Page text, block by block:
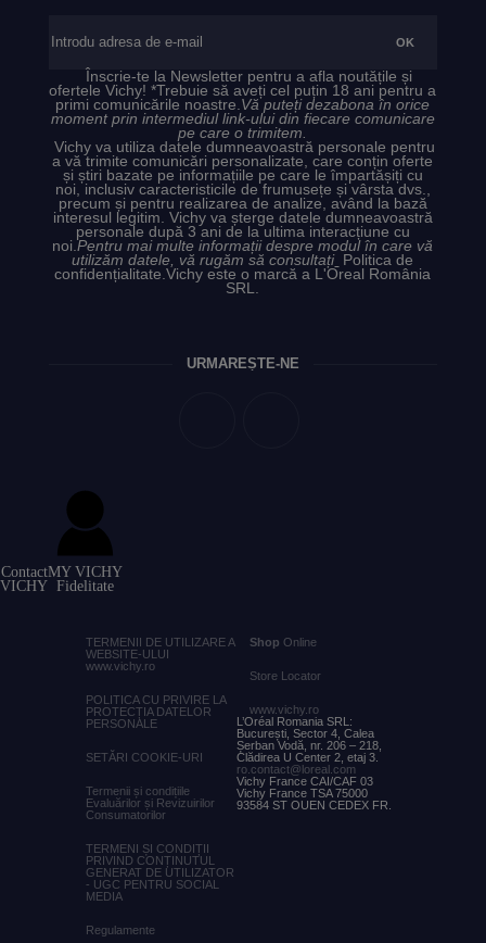
Înscrie-te la Newsletter pentru a afla noutățile și
ofertele Vichy! *Trebuie să aveți cel puțin 18 ani pentru a
primi comunicările noastre. Vă puteți dezabona în orice
moment prin intermediul link-ului din fiecare comunicare
pe care o trimitem.
Vichy va utiliza datele dumneavoastră personale pentru
a vă trimite comunicări personalizate, care conțin oferte
și știri bazate pe informațiile pe care le împartășiți cu
noi, inclusiv caracteristicile de frumusețe și vârsta dvs.,
precum și pentru realizarea de analize, având la bază
interesul legitim. Vichy va șterge datele dumneavoastră
personale după 3 ani de la ultima interacțiune cu
noi.Pentru mai multe informații despre modul în care vă
utilizăm datele, vă rugăm să consultați
Politica de
confidențialitate.Vichy este o marcă a L'Oreal România
SRL.
URMĂREȘTE-NE
Contact
VICHY
MY VICHY
Fidelitate
TERMENII DE UTILIZARE A
WEBSITE-ULUI
www.vichy.ro
POLITICA CU PRIVIRE LA
PROTECȚIA DATELOR
PERSONALE
SETĂRI COOKIE-URI
Termenii și condițiile
Evaluărilor și Revizuirilor
Consumatorilor
TERMENI ȘI CONDIȚII
PRIVIND CONȚINUTUL
GENERAT DE UTILIZATOR
- UGC PENTRU SOCIAL
MEDIA
Regulamente
Shop Online
Store Locator
www.vichy.ro
L’Oréal Romania SRL:
București, Sector 4, Calea
Șerban Vodă, nr. 206 – 218,
Clădirea U Center 2, etaj 3.
ro.contact@loreal.com
Vichy France CAI/CAF 03
Vichy France TSA 75000
93584 ST OUEN CEDEX FR.